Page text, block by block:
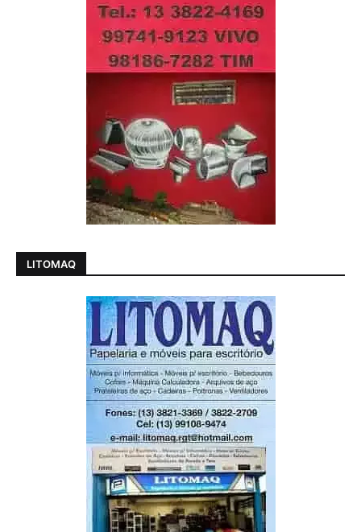
LITOMAQ